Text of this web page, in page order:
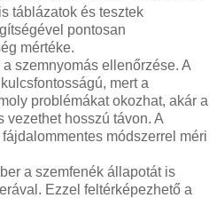
táblázatok és tesztek
pontosan
mértéke.
szemnyomás ellenőrzése. A
mert a
problémákat okozhat, akár a
vezethet hosszú távon. A
módszerrel méri
a szemfenék állapotát is
Ezzel feltérképezhető a